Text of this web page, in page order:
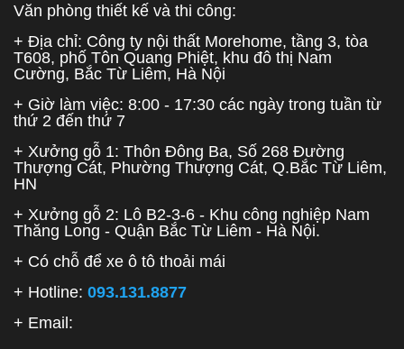
Văn phòng thiết kế và thi công:
+ Địa chỉ: Công ty nội thất Morehome, tầng 3, tòa
T608, phố Tôn Quang Phiệt, khu đô thị Nam
Cường, Bắc Từ Liêm, Hà Nội
+ Giờ làm việc: 8:00 - 17:30 các ngày trong tuần từ
thứ 2 đến thứ 7
+ Xưởng gỗ 1: Thôn Đông Ba, Số 268 Đường
Thượng Cát, Phường Thượng Cát, Q.Bắc Từ Liêm,
HN
+ Xưởng gỗ 2: Lô B2-3-6 - Khu công nghiệp Nam
Thăng Long - Quận Bắc Từ Liêm - Hà Nội.
+ Có chỗ để xe ô tô thoải mái
+ Hotline: 093.131.8877
+ Email: